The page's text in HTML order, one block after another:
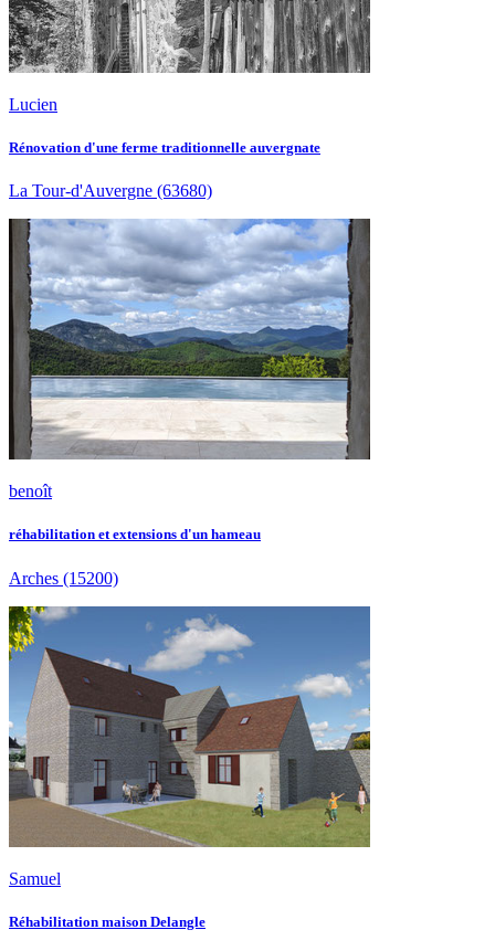
Lucien
Rénovation d'une ferme traditionnelle auvergnate
La Tour-d'Auvergne (63680)
benoît
réhabilitation et extensions d'un hameau
Arches (15200)
Samuel
Réhabilitation maison Delangle